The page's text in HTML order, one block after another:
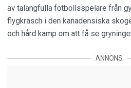
av talangfulla fotbollsspelare från
flygkrasch i den kanadensiska
och hård kamp om att få se
ANNONS